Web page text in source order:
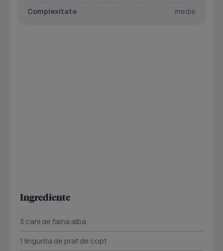
Complexitate
medie
Ingrediente
3 cani de faina alba
1 lingurita de praf de copt